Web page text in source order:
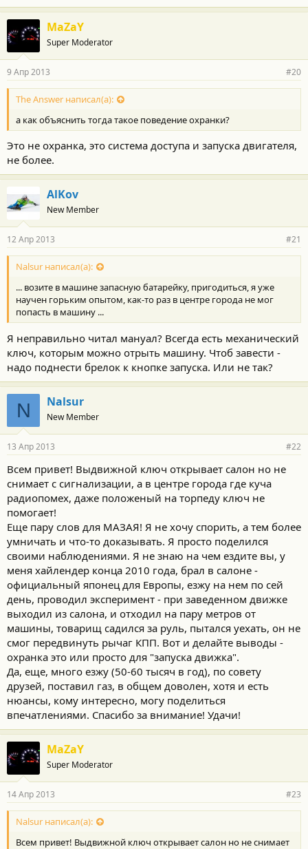
MaZaY
Super Moderator
9 Апр 2013 #20
The Answer написал(а):
а как объяснить тогда такое поведение охранки?
Это не охранка, это система доступа и запуска двигателя,
не более.
AlKov
New Member
12 Апр 2013 #21
Nalsur написал(а):
... возите в машине запасную батарейку, пригодиться, я уже
научен горьким опытом, как-то раз в центре города не мог
попасть в машину ...
Я неправильно читал мануал? Всегда есть механический
ключ, которым можно отрыть машину. Чтоб завести -
надо поднести брелок к кнопке запуска. Или не так?
N Nalsur
New Member
13 Апр 2013 #22
Всем привет! Выдвижной ключ открывает салон но не
снимает с сигнализации, а в центре города где куча
радиопомех, даже положеный на торпеду ключ не
помогает!
Еще пару слов для МАЗАЯ! Я не хочу спорить, а тем более
умничать и что-то доказывать. Я просто поделился
своими наблюдениями. Я не знаю на чем ездите вы, у
меня хайлендер конца 2010 года, брал в салоне -
официальный японец для Европы, езжу на нем по сей
день, проводил эксперимент - при заведенном движке
выходил из салона, и отходил на пару метров от
машины, товарищ садился за руль, пытался уехать, он не
смог передвинуть рычаг КПП. Вот и делайте выводы -
охранка это или просто для "запуска движка".
Да, еще, много езжу (50-60 тысяч в год), по совету
друзей, поставил газ, в общем доволен, хотя и есть
нюансы, кому интересно, могу поделиться
впечатлениями. Спасибо за внимание! Удачи!
MaZaY
Super Moderator
14 Апр 2013 #23
Nalsur написал(а):
Всем привет! Выдвижной ключ открывает салон но не снимает